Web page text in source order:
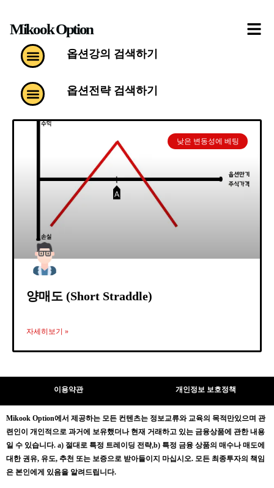
Mikook Option
Menu
Menu
옵션강의 검색하기
옵션전략 검색하기
낮은 변동성에 베팅
양매도 (Short Straddle)
자세히보기 »
이용약관 개인정보 보호정책
Mikook Option에서 제공하는 모든 컨텐츠는 정보교류와 교육의 목적만있으며 관
련인이 개인적으로 과거에 보유했더나 현재 거래하고 있는 금융상품에 관한 내용
일 수 있습니다. a) 절대로 특정 트레이딩 전략,b) 특정 금융 상품의 매수나 매도에
대한 권유, 유도, 추천 또는 보증으로 받아들이지 마십시오. 모든 최종투자의 책임
은 본인에게 있음을 알려드립니다.